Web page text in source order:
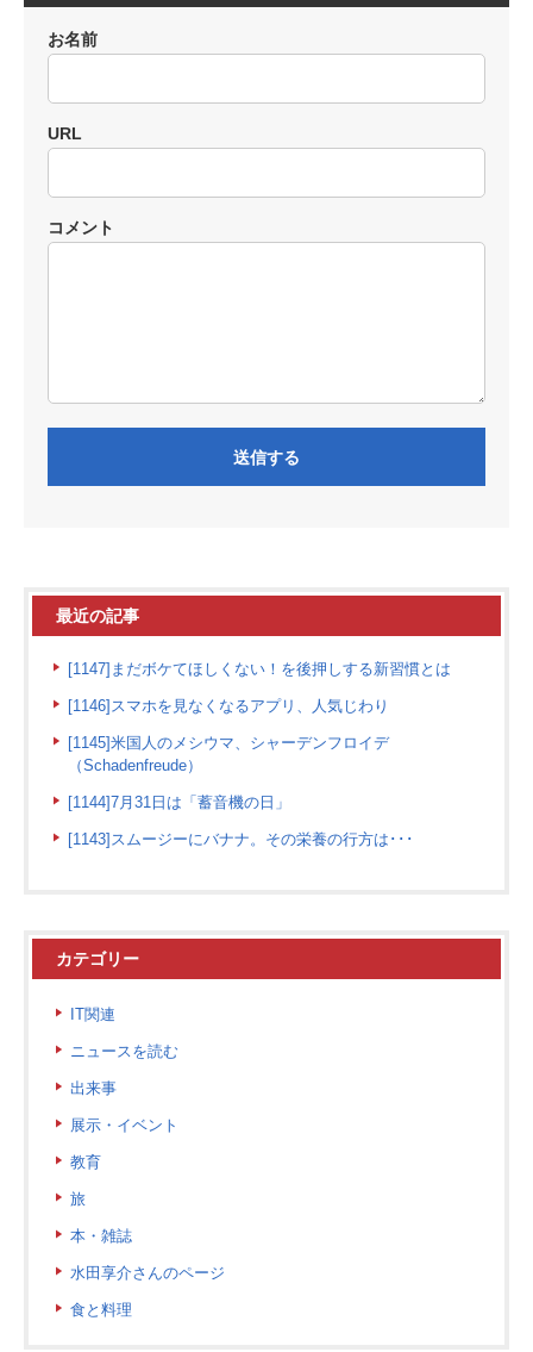
お名前
URL
コメント
最近の記事
[1147]まだボケてほしくない！を後押しする新習慣とは
[1146]スマホを見なくなるアプリ、人気じわり
[1145]米国人のメシウマ、シャーデンフロイデ
（Schadenfreude）
[1144]7月31日は「蓄音機の日」
[1143]スムージーにバナナ。その栄養の行方は･･･
カテゴリー
IT関連
ニュースを読む
出来事
展示・イベント
教育
旅
本・雑誌
水田享介さんのページ
食と料理